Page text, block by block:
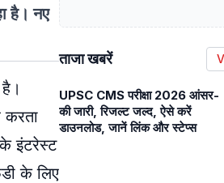
है। नए
करता
इंटरेस्ट
के लिए
ताजा खबरें
UPSC CMS परीक्षा 2026 आंसर-
की जारी, रिजल्ट जल्द, ऐसे करें
डाउनलोड, जानें लिंक और स्टेप्स